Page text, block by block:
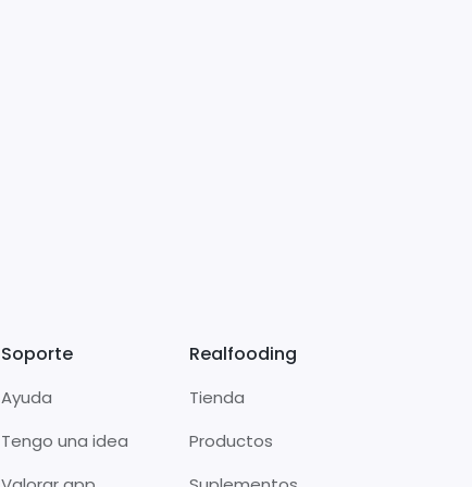
Soporte
Ayuda
Tengo una idea
Realfooding
Tienda
Productos